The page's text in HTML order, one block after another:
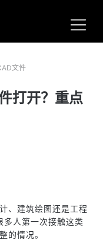
文件
打开？重点
、建筑绘图还是工程
多人第一次接触这类
的情况。